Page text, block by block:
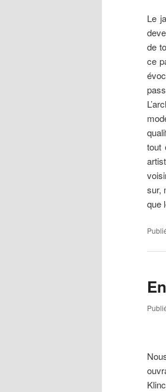
Le
de
ce
tout
sur,
que